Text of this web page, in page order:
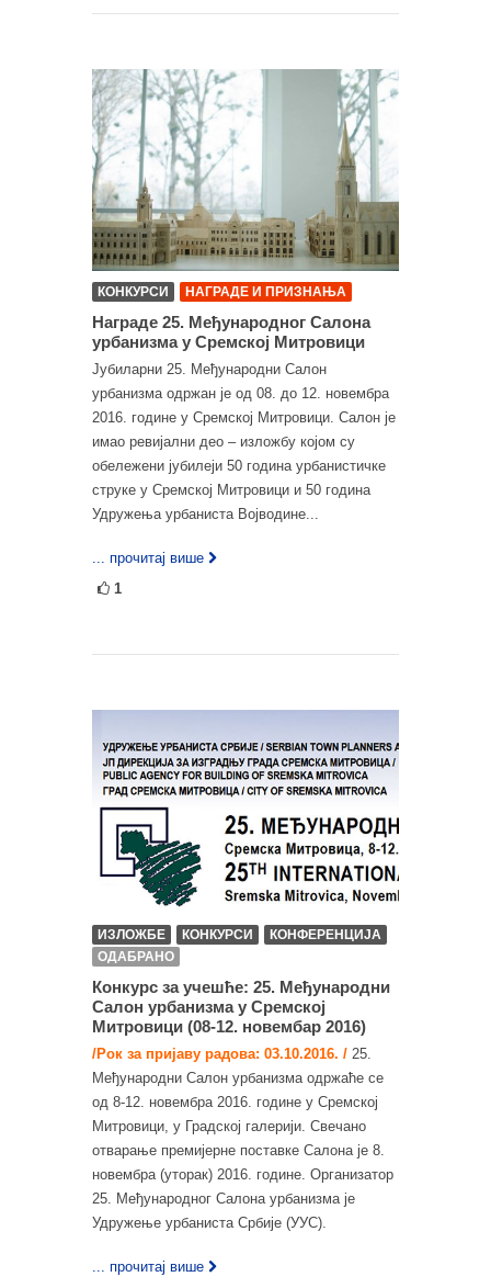
КОНКУРСИ НАГРАДЕ И ПРИЗНАЊА
Награде 25. Међународног Салона
урбанизма у Сремској Митровици
Јубиларни 25. Међународни Салон
урбанизма одржан је од 08. до 12. новембра
2016. године у Сремској Митровици. Салон је
имао ревијални део – изложбу којом су
обележени јубилеји 50 година урбанистичке
струке у Сремској Митровици и 50 година
Удружења урбаниста Војводине...
... прочитај више
1
ИЗЛОЖБЕ КОНКУРСИ
КОНФЕРЕНЦИЈА
ОДАБРАНО
Конкурс за учешће: 25. Међународни
Салон урбанизма у Сремској
Митровици (08-12. новембар 2016)
/Рoк за приjaву рaдoвa: 03.10.2016. / 25.
Међународни Салон урбанизма одржаће се
од 8-12. новембра 2016. године у Сремској
Митровици, у Градској галерији. Свечано
отварање премијерне поставке Салона је 8.
новембра (уторак) 2016. године. Организатор
25. Међународног Салона урбанизма је
Удружење урбаниста Србије (УУС).
... прочитај више